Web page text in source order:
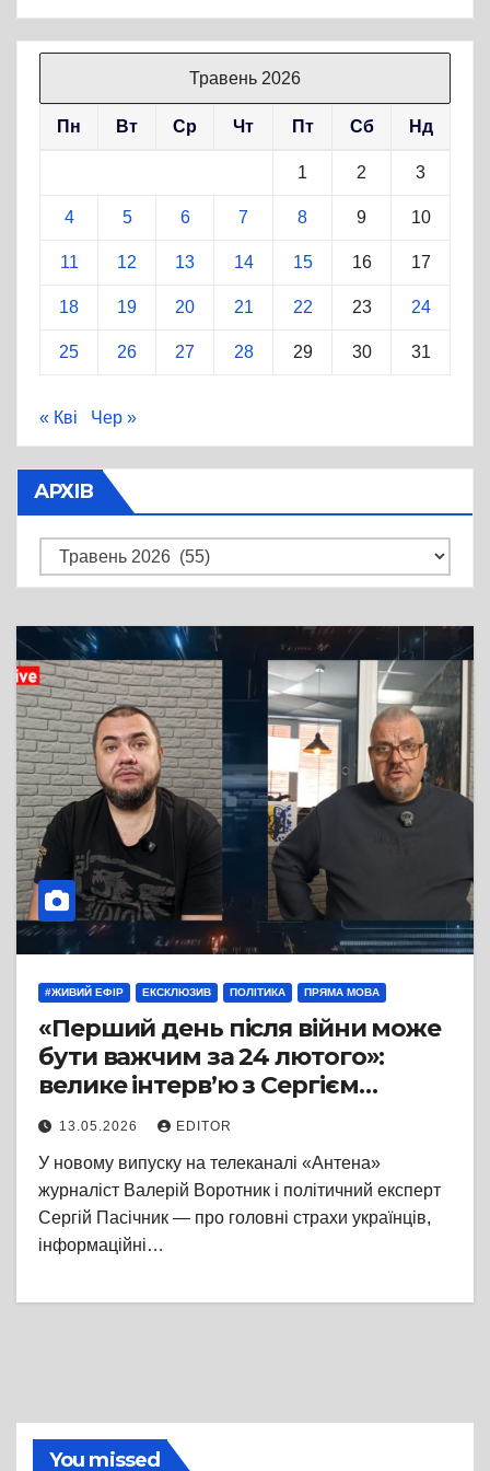
Травень 2026
Пн Вт Ср Чт Пт Сб Нд
1 2 3
4 5 6 7 8 9 10
11 12 13 14 15 16 17
18 19 20 21 22 23 24
25 26 27 28 29 30 31
« Кві Чер »
АРХІВ
Архів
#ЖИВИЙ ЕФІР ЕКСКЛЮЗИВ ПОЛІТИКА ПРЯМА МОВА
«Перший день після війни може
бути важчим за 24 лютого»:
велике інтерв’ю з Сергієм
Пасічником про втому
суспільства, росію, вибори та
майбутнє України
13.05.2026 EDITOR
У новому випуску на телеканалі «Антена»
журналіст Валерій Воротник і політичний експерт
Сергій Пасічник — про головні страхи українців,
інформаційні…
You missed